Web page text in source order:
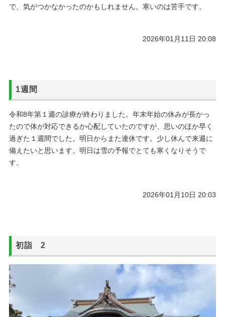
で、気がつかなかったのかもしれません。寒いのは苦手です。
2026年01月11日 20:08
1週間
令和8年第１週の診療が終わりました。年末年始の休みが長かっ
たので体が対応できるか心配していたのですが、思いのほか早く
過ぎた１週間でした。明日からまた連休です。少し休んで来週に
備えたいと思います。明日は雪の予報でとても寒くなりそうで
す。
2026年01月10日 20:03
初詣 2